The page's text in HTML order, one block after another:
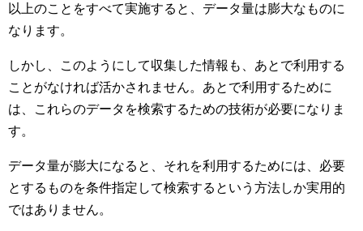
以上のことをすべて実施すると、データ量は膨大なものに
なります。
しかし、このようにして収集した情報も、あとで利用する
ことがなければ活かされません。あとで利用するために
は、これらのデータを検索するための技術が必要になりま
す。
データ量が膨大になると、それを利用するためには、必要
とするものを条件指定して検索するという方法しか実用的
ではありません。